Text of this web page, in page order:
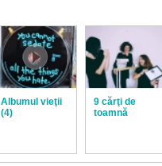
Albumul vieţii
(4)
9 cărţi de
toamnă